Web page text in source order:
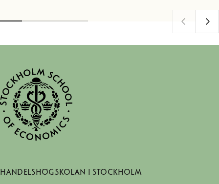
Handelshögskolan i Stockholm